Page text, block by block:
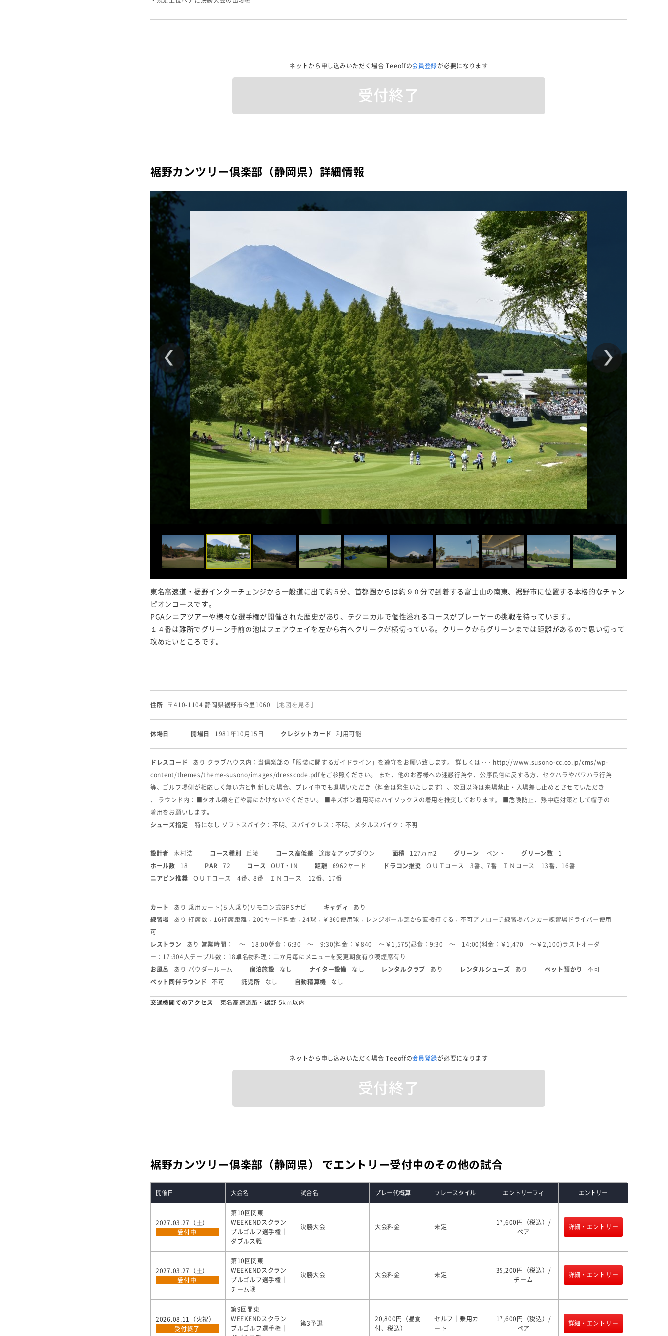
ネットから申し込みいただく場合Teeoffの会員登録が必要になります
受付終了
裾野カンツリー倶楽部（静岡県）詳細情報
東名高速道・裾野インターチェンジから一般道に出て約５分、首都圏からは約９０分で到着する富士山の南東、裾野市に位置する本格的なチャン
ピオンコースです。
PGAシニアツアーや様々な選手権が開催された歴史があり、テクニカルで個性溢れるコースがプレーヤーの挑戦を待っています。
１４番は難所でグリーン手前の池はフェアウェイを左から右へクリークが横切っている。クリークからグリーンまでは距離があるので思い切って
攻めたいところです。
住所 〒410-1104 静岡県裾野市今里1060 ［地図を見る
休場日 開場日 1981年10月15日 クレジットカード 利用可能
ドレスコード あり クラブハウス内：当倶楽部の「服装に関するガイドライン」を遵守をお願い致します。 詳しくは･･･ http://www.susono-cc.co.jp/cms/wp-
content/themes/theme-susono/images/dresscode.pdfをご参照ください。 また、他のお客様への迷惑行為や、公序良俗に反する方、セクハラやパワハラ行為
等、ゴルフ場側が相応しく無い方と判断した場合、プレイ中でも退場いただき（料金は発生いたします）、次回以降は来場禁止・入場差し止めとさせていただき
、 ラウンド内：■タオル類を首や肩にかけないでください。 ■半ズボン着用時はハイソックスの着用を推奨しております。 ■危険防止、熱中症対策として帽子の
着用をお願いします。
シューズ指定 特になし ソフトスパイク：不明、スパイクレス：不明、メタルスパイク：不明
設計者 木村浩 コース種別 丘陵 コース高低差 適度なアップダウン 面積 127万m2 グリーン ベント グリーン数 1
ホール数 18 PAR 72 コース OUT・IN 距離 6962ヤード ドラコン推奨 ＯＵＴコース 3番、7番 ＩＮコース 13番、16番
ニアピン推奨 ＯＵＴコース 4番、8番 ＩＮコース 12番、17番
カート あり 乗用カート(５人乗り) リモコン式GPSナビ キャディ あり
練習場 あり 打席数：16打席距離：200ヤード料金：24球：￥360使用球：レンジボール芝から直接打てる：不可アプローチ練習場 バンカー練習場 ドライバー使用
可
レストラン あり 営業時間： 〜 18:00朝食：6:30 〜 9:30(料金：￥840 〜￥1,575)昼食：9:30 〜 14:00(料金：￥1,470 〜￥2,100)ラストオーダ
ー：17:304人テーブル数：18卓名物料理：二か月毎にメニューを変更朝食有り 喫煙席有り
お風呂 あり パウダールーム 宿泊施設 なし ナイター設備 なし レンタルクラブ あり レンタルシューズ あり ペット預かり 不可
ペット同伴ラウンド 不可 託児所 なし 自動精算機 なし
交通機関でのアクセス 東名高速道路・裾野 5km以内
ネットから申し込みいただく場合Teeoffの会員登録が必要になります
受付終了
裾野カンツリー倶楽部（静岡県） でエントリー受付中のその他の試合
開催日 大会名 試合名 プレー代概算 プレースタイル エントリーフィ エントリー
2027.03.27（土）
受付中
第10回関東
WEEKENDスクラン
ブルゴルフ選手権｜
ダブルス戦
決勝大会 大会料金 未定
17,600円（税込）/
ペア
詳細・エントリー
2027.03.27（土）
受付中
第10回関東
WEEKENDスクラン
ブルゴルフ選手権｜
チーム戦
決勝大会 大会料金 未定
35,200円（税込）/
チーム
詳細・エントリー
2026.08.11（火祝）
受付終了
第9回関東
WEEKENDスクラン
ブルゴルフ選手権｜
第3予選
20,800円（昼食
付、税込）
セルフ｜乗用カ
ート
17,600円（税込）/
ペア
詳細・エントリー